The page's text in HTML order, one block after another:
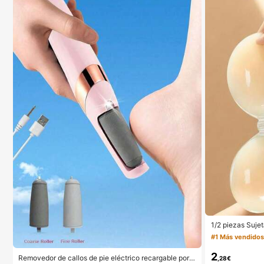
mpleaños, profesional, vuelta al colegio
Removedor de callos de pie eléctrico recargable por
1/2 piezas
a sin tirantes
e tirantes finos
ón, sujetador
#1 Más vendidos
2 ,28€